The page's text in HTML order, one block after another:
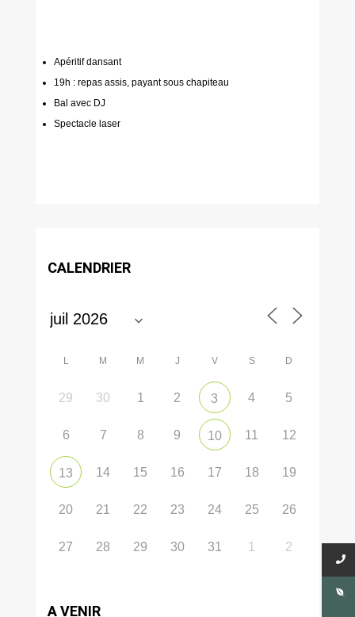
Apéritif dansant
19h : repas assis, payant sous chapiteau
Bal avec DJ
Spectacle laser
CALENDRIER
L M M J V S D
29 30 1 2 3 4 5
6 7 8 9 10 11 12
13 14 15 16 17 18 19
20 21 22 23 24 25 26
27 28 29 30 31 1 2
A VENIR